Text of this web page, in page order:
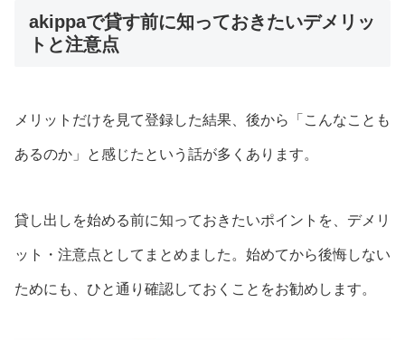
akippaで貸す前に知っておきたいデメリッ
トと注意点
メリットだけを見て登録した結果、後から「こんなことも
あるのか」と感じたという話が多くあります。
貸し出しを始める前に知っておきたいポイントを、デメリ
ット・注意点としてまとめました。始めてから後悔しない
ためにも、ひと通り確認しておくことをお勧めします。